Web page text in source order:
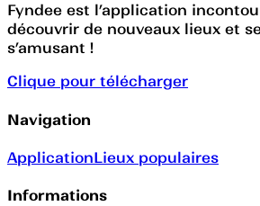
Fyndee est l’application
découvrir de nouveaux lieux et
s’amusant !
Clique pour télécharger
Navigation
ApplicationLieux populaires
Informations